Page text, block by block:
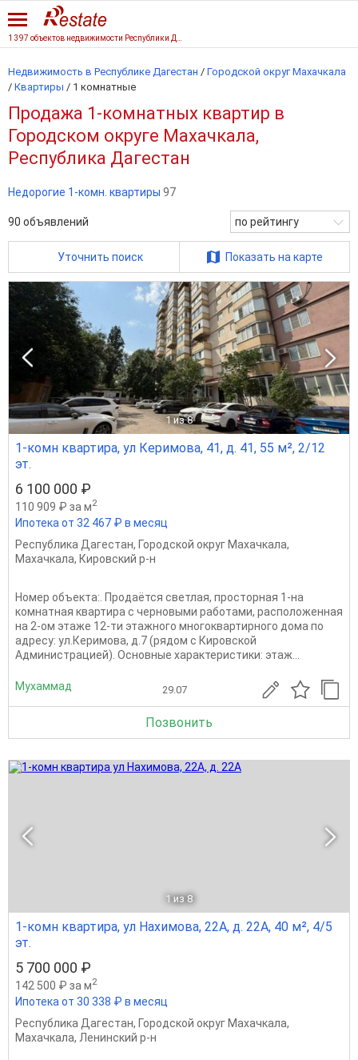
Недвижимость в Республике Дагестан / Городской округ Махачкала
/ Квартиры / 1 комнатные
Продажа 1-комнатных квартир в
Городском округе Махачкала,
Республика Дагестан
Недорогие 1-комн. квартиры 97
90 объявлений по рейтингу
Уточнить поиск Показать на карте
1 из 8
1-комн квартира, ул Керимова, 41, д. 41, 55 м², 2/12
эт.
6 100 000 ₽
110 909 ₽ за м2
Ипотека от 32 467 ₽ в месяц
Республика Дагестан, Городской округ Махачкала,
Махачкала, Кировский р-н
Номер объекта:. Продаётся светлая, просторная 1-на
комнатная квартира с черновыми работами, расположенная
на 2-ом этаже 12-ти этажного многоквартирного дома по
адресу: ул.Керимова, д.7 (рядом с Кировской
Администрацией). Основные характеристики: этаж...
Мухаммад 29.07
Позвонить
1 из 8
1-комн квартира, ул Нахимова, 22А, д. 22А, 40 м², 4/5
эт.
5 700 000 ₽
142 500 ₽ за м2
Ипотека от 30 338 ₽ в месяц
Республика Дагестан, Городской округ Махачкала,
Махачкала, Ленинский р-н